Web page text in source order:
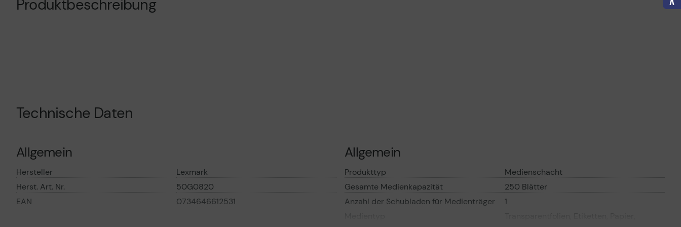
Produktbeschreibung
Technische Daten
Allgemein
Hersteller
Lexmark
Herst. Art. Nr.
50G0820
EAN
0734646612531
Allgemein
Produkttyp
Medienschacht
Gesamte Medienkapazität
250 Blätter
Anzahl der Schubladen für Medienträger
1